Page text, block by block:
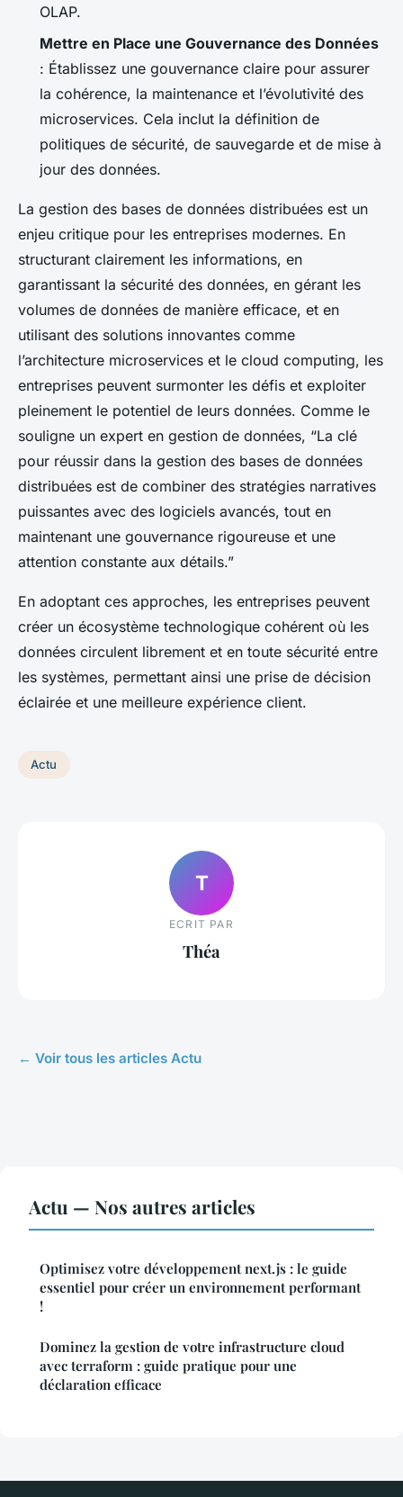
OLAP.
Mettre en Place une Gouvernance des Données
: Établissez une gouvernance claire pour assurer
la cohérence, la maintenance et l’évolutivité des
microservices. Cela inclut la définition de
politiques de sécurité, de sauvegarde et de mise à
jour des données.
La gestion des bases de données distribuées est un
enjeu critique pour les entreprises modernes. En
structurant clairement les informations, en
garantissant la sécurité des données, en gérant les
volumes de données de manière efficace, et en
utilisant des solutions innovantes comme
l’architecture microservices et le cloud computing, les
entreprises peuvent surmonter les défis et exploiter
pleinement le potentiel de leurs données. Comme le
souligne un expert en gestion de données, “La clé
pour réussir dans la gestion des bases de données
distribuées est de combiner des stratégies narratives
puissantes avec des logiciels avancés, tout en
maintenant une gouvernance rigoureuse et une
attention constante aux détails.”
En adoptant ces approches, les entreprises peuvent
créer un écosystème technologique cohérent où les
données circulent librement et en toute sécurité entre
les systèmes, permettant ainsi une prise de décision
éclairée et une meilleure expérience client.
Actu
T
ECRIT PAR
Théa
← Voir tous les articles Actu
Actu — Nos autres articles
Optimisez votre développement next.js : le guide
essentiel pour créer un environnement performant
!
Dominez la gestion de votre infrastructure cloud
avec terraform : guide pratique pour une
déclaration efficace